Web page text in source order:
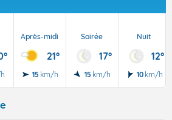
Après-midi
21°
15 km/h
Soirée
17°
15 km/h
Nuit
12°
10 km/h